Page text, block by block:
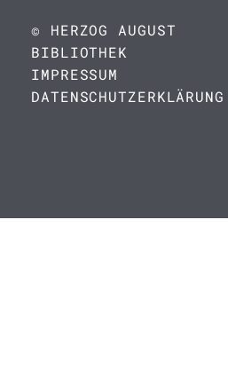
© HERZOG AUGUST
BIBLIOTHEK
IMPRESSUM
DATENSCHUTZERKLÄRUNG